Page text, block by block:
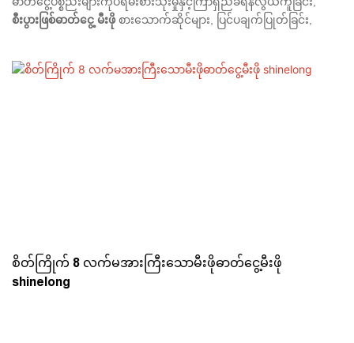
စီးပွားဖြစ်ဓာတ်ငွေ့ မီးဖိုစားသောက်ဆိုင်များ, ပြင်ပချက်ပြုတ်ခြင်း,
စိတ်ကြိုက် 8 လက်မအားကြီးသောမီးဖိုဓာတ်ငွေ့မီးဖို
shinelong